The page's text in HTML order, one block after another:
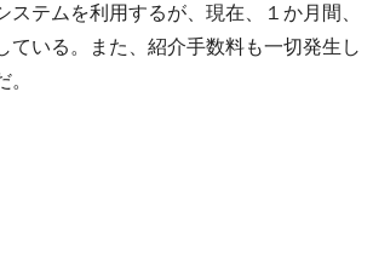
テムを利用するが、現在、１か月間、
ている。また、紹介手数料も一切発生し